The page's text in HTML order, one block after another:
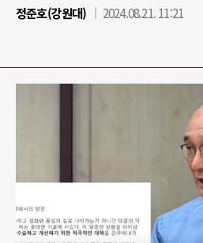
정준호(강원대)
2024.08.21. 11:21